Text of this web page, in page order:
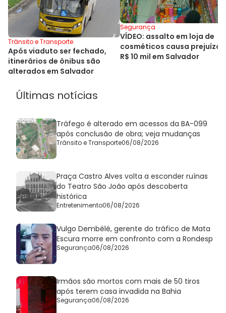
Trânsito e Transporte
Após viaduto ser fechado,
itinerários de ônibus são
alterados em Salvador
Segurança
VÍDEO: assalto em loja de
cosméticos causa prejuízo
R$ 10 mil em Salvador
Últimas notícias
Tráfego é alterado em acessos da BA-099
após conclusão de obra; veja mudanças
Trânsito e Transporte06/08/2026
Praça Castro Alves volta a esconder ruínas
do Teatro São João após descoberta
histórica
Entretenimento06/08/2026
Vulgo Dembélé, gerente do tráfico de Mata
Escura morre em confronto com a Rondesp
Segurança06/08/2026
Irmãos são mortos com mais de 50 tiros
após terem casa invadida na Bahia
Segurança06/08/2026